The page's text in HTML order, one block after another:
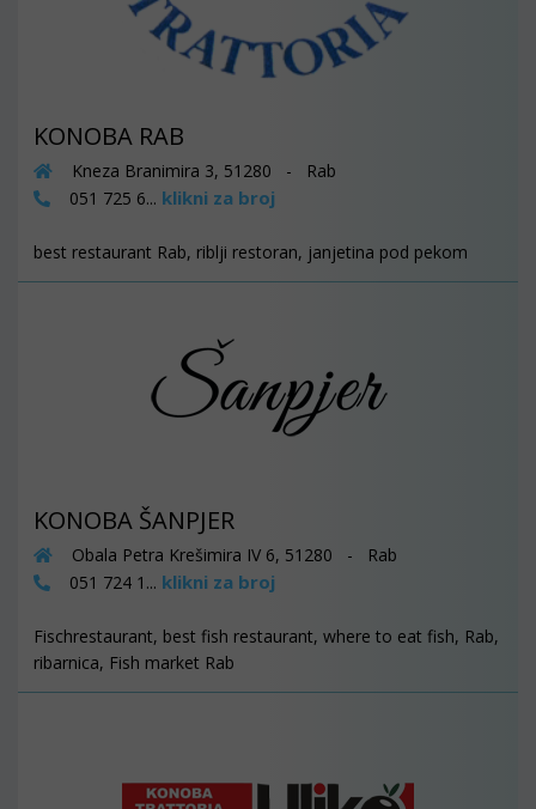
KONOBA RAB
Kneza Branimira 3, 51280 - Rab
051 725 6... klikni za broj
best restaurant Rab, riblji restoran, janjetina pod pekom
KONOBA ŠANPJER
Obala Petra Krešimira IV 6, 51280 - Rab
051 724 1... klikni za broj
Fischrestaurant, best fish restaurant, where to eat fish, Rab,
ribarnica, Fish market Rab